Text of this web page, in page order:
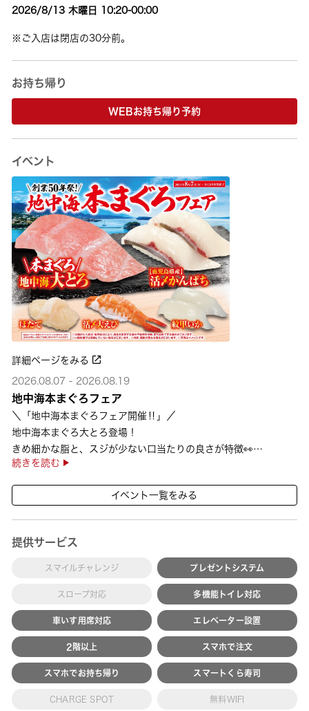
2026/8/13 木曜日 10:20-00:00
※ご入店は閉店の30分前。
お持ち帰り
WEBお持ち帰り予約
イベント
詳細ページをみる
2026.08.07 - 2026.08.19
地中海本まぐろフェア
＼「地中海本まぐろフェア開催‼」／
地中海本まぐろ大とろ登場！
きめ細かな脂と、スジが少ない口当たりの良さが特徴👀
さらに、鹿児島で育った高級魚【鹿児島県産活〆かんぱち】など
続きを読む
イベント一覧をみる
提供サービス
スマイルチャレンジ プレゼントシステム
スロープ対応 多機能トイレ対応
車いす用席対応 エレベーター設置
2階以上 スマホで注文
スマホでお持ち帰り スマートくら寿司
CHARGE SPOT 無料WIFI